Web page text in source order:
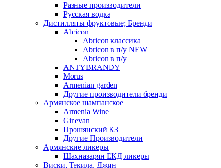
Разные производители
Русская водка
Дистилляты фруктовые; Бренди
Abricon
Abricon классика
Abricon в п/у NEW
Abricon в п/у
ANTYBRANDY
Morus
Armenian garden
Другие производители бренди
Армянское шампанское
Armenia Wine
Ginevan
Прошянский КЗ
Другие Производители
Армянские ликеры
Шахназарян ЕКД ликеры
Виски, Текила, Джин